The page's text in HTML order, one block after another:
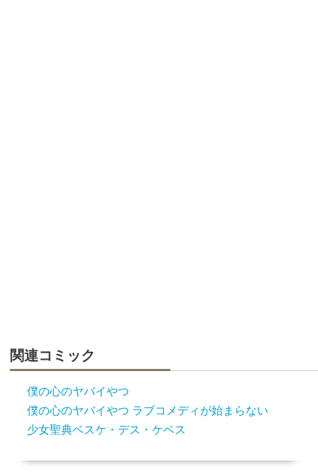
関連コミック
僕の心のヤバイやつ
僕の心のヤバイやつ ラブコメディが始まらない
少女聖典ベスケ・デス・ケベス